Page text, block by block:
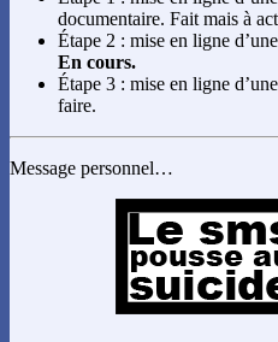
documentaire. Fait mais à
Étape 2 : mise en ligne
En cours.
Étape 3 : mise en ligne
faire.
Message personnel…